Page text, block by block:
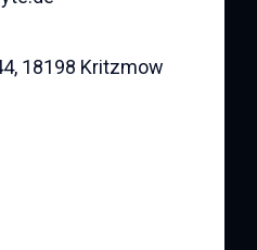
18198 Kritzmow